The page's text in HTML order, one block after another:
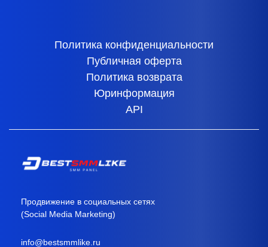
Политика конфиденциальности
Публичная оферта
Политика возврата
Юринформация
API
Продвижение в социальных сетях
(Social Media Marketing)
info@bestsmmlike.ru